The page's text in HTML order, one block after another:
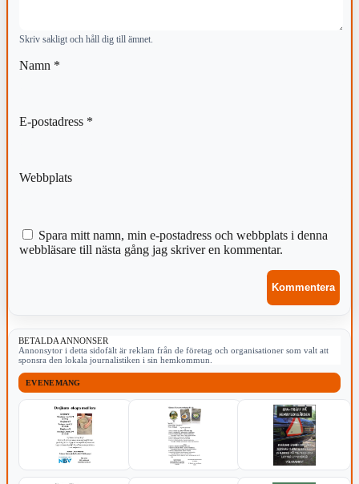
Skriv sakligt och håll dig till ämnet.
Namn *
E-postadress *
Webbplats
Spara mitt namn, min e-postadress och webbplats i denna
webbläsare till nästa gång jag skriver en kommentar.
BETALDA ANNONSER
Annonsytor i detta sidofält är reklam från de företag och organisationer som valt att
sponsra den lokala journalistiken i sin hemkommun.
EVENEMANG